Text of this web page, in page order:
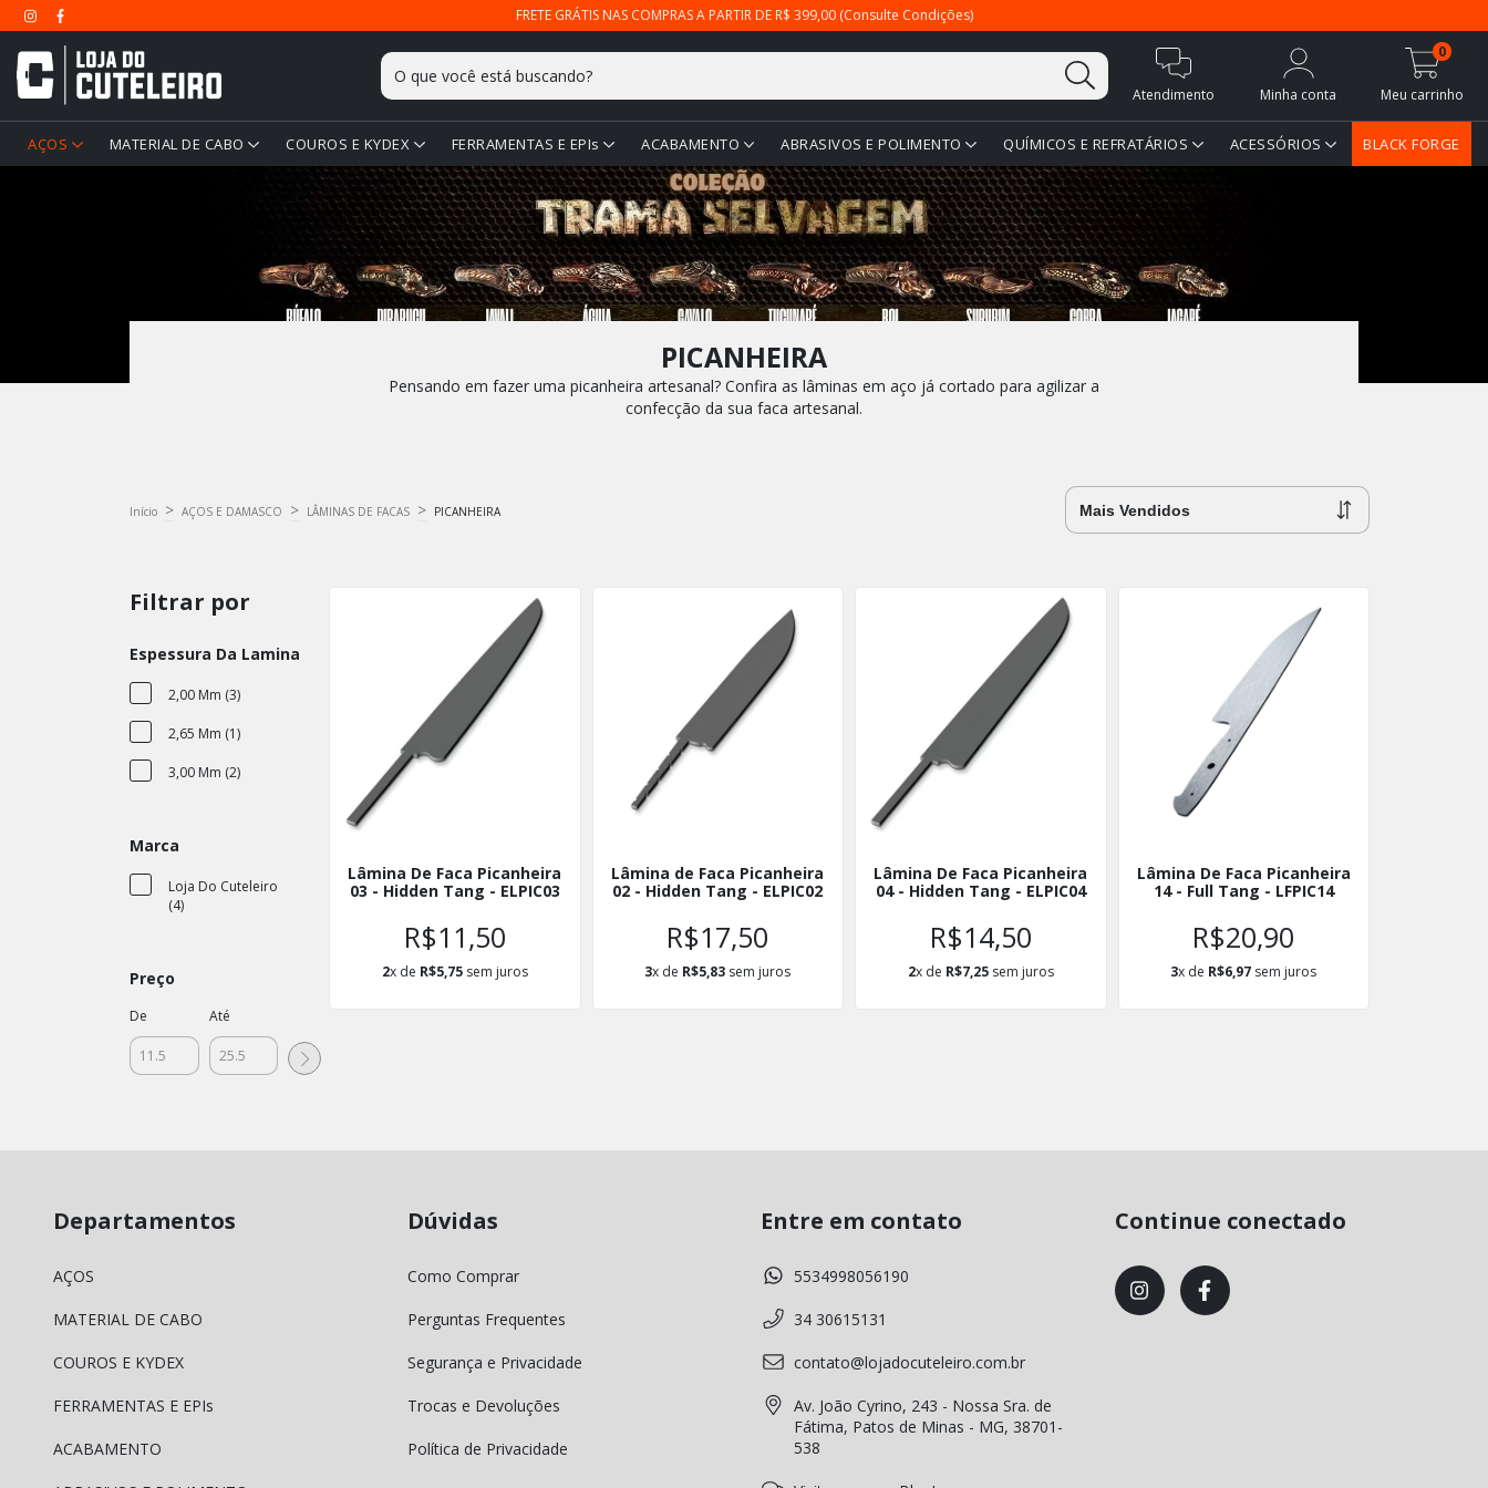
FRETE GRÁTIS NAS COMPRAS A PARTIR DE R$ 399,00 (Consulte Condições)
Atendimento Minha conta Meu carrinho
0
AÇOS MATERIAL DE CABO COUROS E KYDEX FERRAMENTAS E EPIs ACABAMENTO ABRASIVOS E POLIMENTO QUÍMICOS E REFRATÁRIOS ACESSÓRIOS BLACK FORGE
PICANHEIRA
Pensando em fazer uma picanheira artesanal? Confira as lâminas em aço já cortado para agilizar a
confecção da sua faca artesanal.
Início > AÇOS E DAMASCO > LÂMINAS DE FACAS > PICANHEIRA
Filtrar por
Espessura Da Lamina
2,00 Mm (3)
2,65 Mm (1)
3,00 Mm (2)
Marca
Loja Do Cuteleiro
(4)
Preço
De Até
Lâmina De Faca Picanheira
03 - Hidden Tang - ELPIC03
R$11,50
2x de R$5,75sem juros
Lâmina de Faca Picanheira
02 - Hidden Tang - ELPIC02
R$17,50
3x de R$5,83 sem juros
Lâmina De Faca Picanheira
04 - Hidden Tang - ELPIC04
R$14,50
2x de R$7,25sem juros
Lâmina De Faca Picanheira
14 - Full Tang - LFPIC14
R$20,90
3x de R$6,97 sem juros
Departamentos
AÇOS
MATERIAL DE CABO
COUROS E KYDEX
FERRAMENTAS E EPIs
ACABAMENTO
Dúvidas
Como Comprar
Perguntas Frequentes
Segurança e Privacidade
Trocas e Devoluções
Política de Privacidade
Entre em contato
5534998056190
34 30615131
contato@lojadocuteleiro.com.br
Av. João Cyrino, 243 - Nossa Sra. de
Fátima, Patos de Minas - MG, 38701-
538
Continue conectado